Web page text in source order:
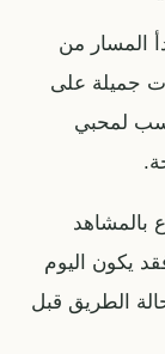
المسار من
جميلة على
لمحبي
بالمشاهد
فقد يكون اليوم
الطريق قبل